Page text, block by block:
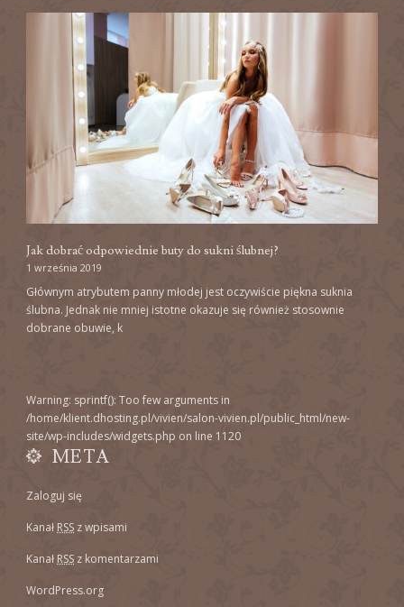
Jak dobrać odpowiednie buty do sukni ślubnej?
1 września 2019
Głównym atrybutem panny młodej jest oczywiście piękna suknia
ślubna. Jednak nie mniej istotne okazuje się również stosownie
dobrane obuwie, k
Warning: sprintf(): Too few arguments in
/home/klient.dhosting.pl/vivien/salon-vivien.pl/public_html/new-
site/wp-includes/widgets.php on line 1120
META
Zaloguj się
Kanał RSS z wpisami
Kanał RSS z komentarzami
WordPress.org